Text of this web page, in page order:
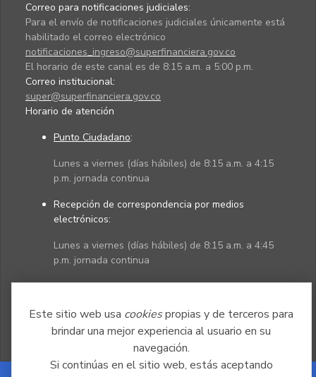
Este sitio web usa cookiespropias y de terceros para
brindar una mejor experiencia al usuario en su
navegación.
Si continúas en el sitio web, estás aceptando
Correo para notificaciones judiciales:
Para el envío de notificaciones judiciales únicamente está
habilitado el correo electrónico
notificaciones_ingreso@superfinanciera.gov.co
El horario de este canal es de 8:15 a.m. a 5:00 p.m.
Correo institucional:
super@superfinanciera.gov.co
Horario de atención
Punto Ciudadano:
Lunes a viernes (días hábiles) de 8:15 a.m. a 4:15
p.m. jornada continua
Recepción de correspondencia por medios
electrónicos:
Lunes a viernes (días hábiles) de 8:15 a.m. a 4:45
p.m. jornada continua